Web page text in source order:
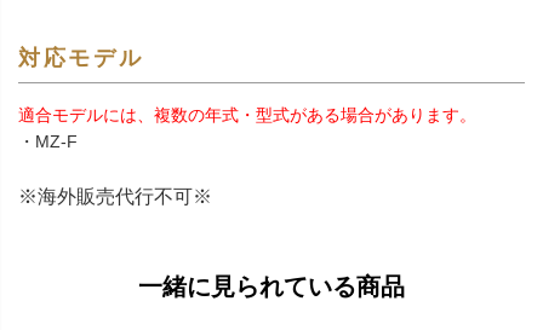
対応モデル
適合モデルには、複数の年式・型式がある場合があります。
・MZ-F
※海外販売代行不可※
一緒に見られている商品